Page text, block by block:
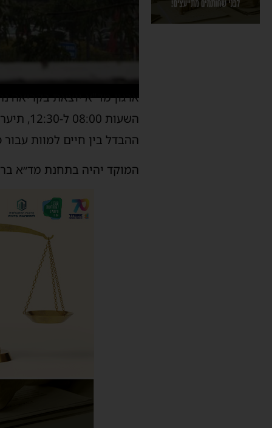
ארגון מד"א יוצאת בקריאה
השעות
ההבדל בין חיים למוות
המוקד יהיה בתחנת מד״א ברחוב